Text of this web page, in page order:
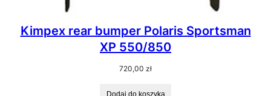
Kimpex rear bumper Polaris Sportsman
XP 550/850
720,00 zł
Dodaj do koszyka